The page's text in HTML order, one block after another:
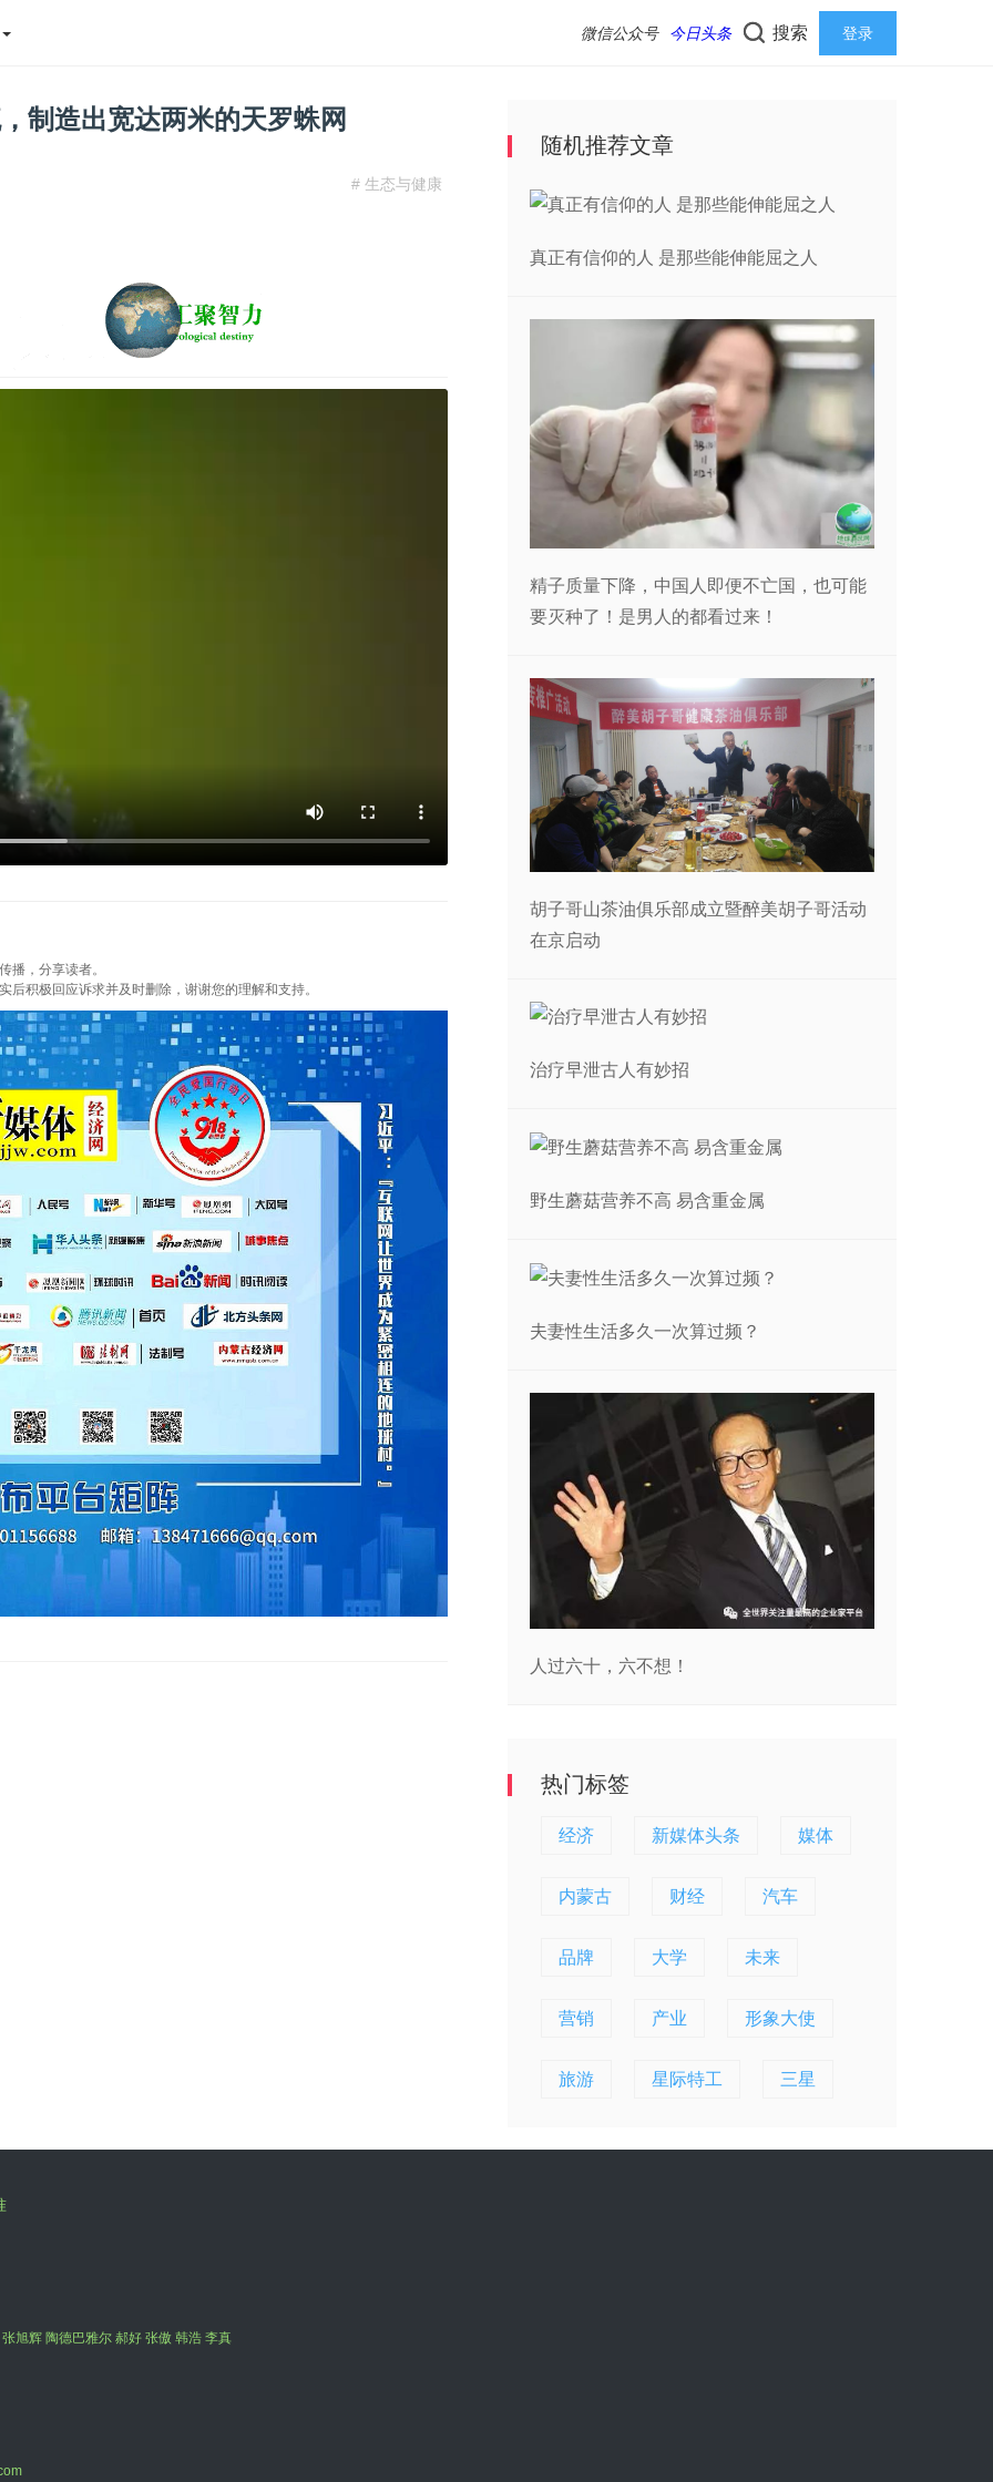
微信公众号 今日头条 搜索 登录
制造出宽达两米的天罗蛛网
# 生态与健康
播，分享读者。
积极回应诉求并及时删除，谢谢您的理解和支持。
随机推荐文章
真正有信仰的人 是那些能伸能屈之人
精子质量下降，中国人即便不亡国，也可能
要灭种了！是男人的都看过来！
胡子哥山茶油俱乐部成立暨醉美胡子哥活动
在京启动
治疗早泄古人有妙招
野生蘑菇营养不高 易含重金属
夫妻性生活多久一次算过频？
人过六十，六不想！
热门标签
经济 新媒体头条 媒体
内蒙古 财经 汽车
品牌 大学 未来
营销 产业 形象大使
旅游 星际特工 三星
旭辉 陶德巴雅尔 郝好 张傲 韩浩 李真